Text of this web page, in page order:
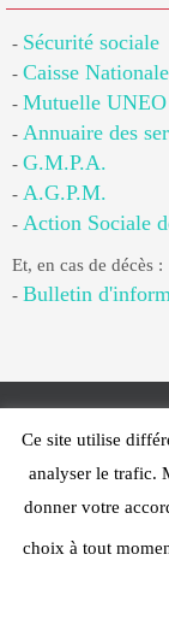
- Sécurité sociale
- Caisse
- Mutuelle UNEO
- Annuaire des
- G.M.P.A.
- A.G.P.M.
- Action Sociale
Et, en cas de décès :
- Bulletin
Web
Ce site utilise
analyser le trafic.
donner votre
choix à tout